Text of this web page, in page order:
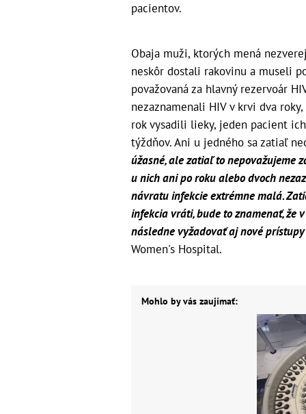
pacientov.
Obaja muži, ktorých mená
neskôr dostali rakovinu a museli
považovaná za hlavný rezervoár
nezaznamenali HIV v krvi dva
rok vysadili lieky, jeden pacient
týždňov. Ani u jedného sa zatiaľ
úžasné, ale zatiaľ to nepovažujeme
u nich ani po roku alebo dvoch
návratu infekcie extrémne malá.
infekcia vráti, bude to znamenať, že
následne vyžadovať aj nové
Women's Hospital.
Mohlo by vás zaujímať: